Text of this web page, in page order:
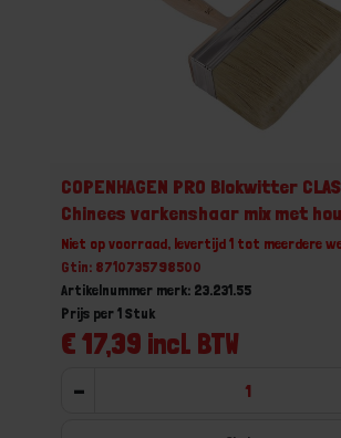
COPENHAGEN PRO Blokwitter
Chinees varkenshaar mix met
5X15CM
Niet op voorraad, levertijd 1 tot meerdere
Gtin: 8710735798500
Artikelnummer merk: 23.231.55
€ 17,39 incl. BTW
Prijs per 1 Stuk
-